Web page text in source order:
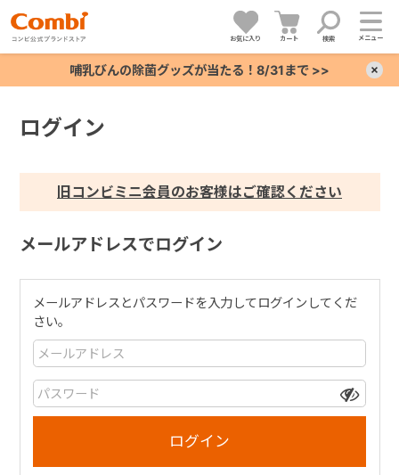
お気に入り カート 検索 メニュー
哺乳びんの除菌グッズが当たる！8/31まで >>
ログイン
旧コンビミニ会員のお客様はご確認ください
メールアドレスでログイン
メールアドレスとパスワードを入力してログインしてくだ
さい。